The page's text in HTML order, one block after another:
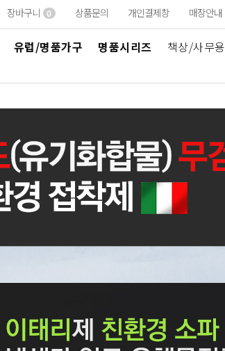
유럽/명품가구 명품시리즈 책상/사무용
장바구니 0 상품문의 개인결제창 매장안내